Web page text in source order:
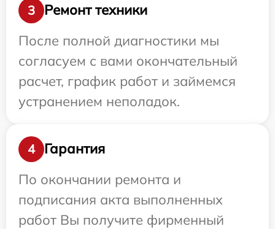
3
Ремонт техники
После полной диагностики мы
согласуем с вами окончательный
расчет, график работ и займемся
устранением неполадок.
4
Гарантия
По окончании ремонта и
подписания акта выполненных
работ Вы получите фирменный